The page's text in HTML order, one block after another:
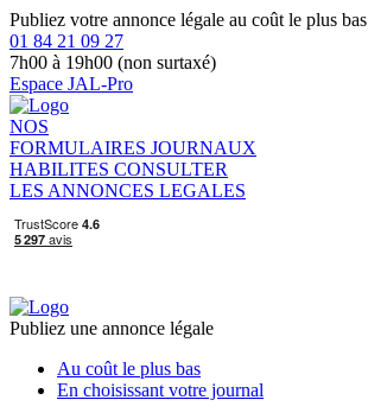
Publiez votre annonce légale au coût le plus bas
01 84 21 09 27
7h00 à 19h00 (non surtaxé)
Espace JAL-Pro
NOS
FORMULAIRES JOURNAUX
HABILITES CONSULTER
LES ANNONCES LEGALES
Publiez une annonce légale
Au coût le plus bas
En choisissant votre journal